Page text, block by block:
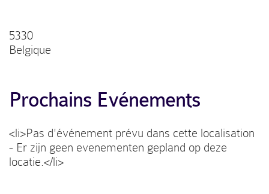
5330
Belgique
Prochains Evénements
<li>Pas d'événement prévu dans cette localisation
- Er zijn geen evenementen gepland op deze
locatie.</li>